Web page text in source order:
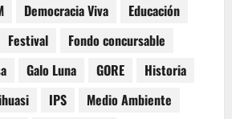
Democracia Viva
Educación
Festival
Fondo concursable
Galo Luna GORE
Historia
IPS
Medio Ambiente